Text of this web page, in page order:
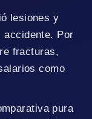
lesiones y
accidente. Por
fracturas,
como
pura